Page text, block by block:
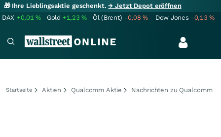
🎁 Ihre Lieblingsaktie geschenkt.→ Jetzt Depot eröffnen
DAX +0,01% Gold +1,23% Öl (Brent) -0,08% Dow Jones -0,13%
Startseite Aktien Qualcomm Aktie Nachrichten zu Qualcomm